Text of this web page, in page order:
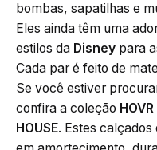
bombas, sapatilhas e
Eles ainda têm uma
estilos da Disney para
Cada par é feito de
Se você estiver
confira a coleção HOVR
HOUSE. Estes